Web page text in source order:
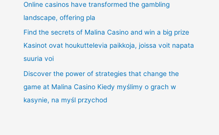
Online casinos have transformed the gambling
landscape, offering pla
Find the secrets of Malina Casino and win a big prize
Kasinot ovat houkuttelevia paikkoja, joissa voit napata
suuria voi
Discover the power of strategies that change the
game at Malina Casino Kiedy myślimy o grach w
kasynie, na myśl przychod